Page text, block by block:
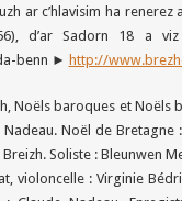
ar c’hlavisim ha
d’ar Sadorn 18 a
benn ► http://
Noëls baroques et Noëls
Noël de Bretagne
Soliste : Bleunwen
violoncelle : Virginie